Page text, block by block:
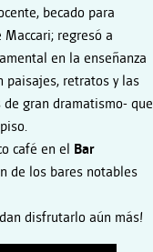
becado para
regresó a
en la enseñanza
paisajes, retratos y las
gran dramatismo- que
café en el
Bar
de los bares notables
disfrutarlo aún más!